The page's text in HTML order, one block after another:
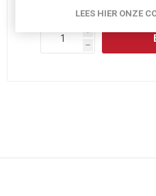
h
LEES HIER ONZE